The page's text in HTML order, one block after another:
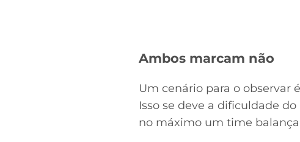
Ambos marcam não
Um cenário para o observar
Isso se deve a dificuldade
no máximo um time